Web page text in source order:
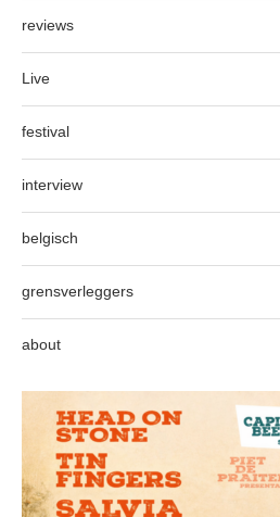
reviews
Live
festival
interview
belgisch
grensverleggers
about